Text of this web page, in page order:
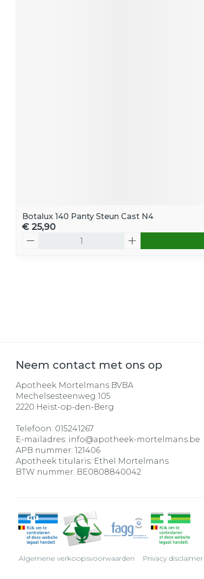
Botalux 140 Panty Steun Cast N4
€ 25,90
Neem contact met ons op
Apotheek Mortelmans BVBA
Mechelsesteenweg 105
2220 Heist-op-den-Berg
Telefoon: 015241267
E-mailadres: info@apotheek-mortelmans.be
APB nummer: 121406
Apotheek titularis: Ethel Mortelmans
BTW nummer: BE0808840042
Algemene verkoopsvoorwaarden Privacy disclaimer